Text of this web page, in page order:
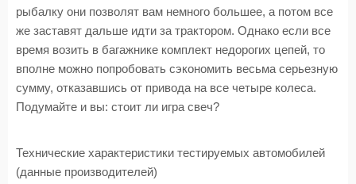
рыбалку они позволят вам немного большее, а потом все
же заставят дальше идти за трактором. Однако если все
время возить в багажнике комплект недорогих цепей, то
вполне можно попробовать сэкономить весьма серьезную
сумму, отказавшись от привода на все четыре колеса.
Подумайте и вы: стоит ли игра свеч?
Технические характеристики тестируемых автомобилей
(данные производителей)